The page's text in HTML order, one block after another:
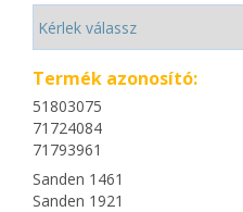
Termék azonosító:
51803075
71724084
71793961
Sanden 1461
Sanden 1921